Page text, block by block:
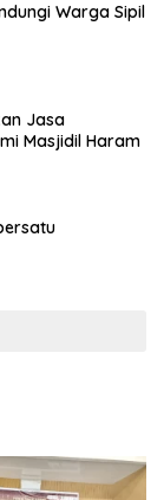
Warga Sipil
Jasa
Masjidil Haram